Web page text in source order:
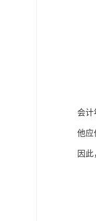
会计
他应
因